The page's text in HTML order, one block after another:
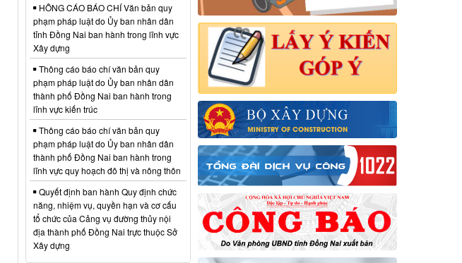
HÔNG CÁO BÁO CHÍ Văn bản quy
phạm pháp luật do Ủy ban nhân dân
tỉnh Đồng Nai ban hành trong lĩnh vực
Xây dựng
Thông cáo báo chí văn bản quy
phạm pháp luật do Ủy ban nhân dân
thành phố Đồng Nai ban hành trong
lĩnh vực kiến trúc
Thông cáo báo chí văn bản quy
phạm pháp luật do Ủy ban nhân dân
thành phố Đồng Nai ban hành trong
lĩnh vực quy hoạch đô thị và nông thôn
Quyết định ban hành Quy định chức
năng, nhiệm vụ, quyền hạn và cơ cấu
tổ chức của Cảng vụ đường thủy nội
địa thành phố Đồng Nai trực thuộc Sở
Xây dựng